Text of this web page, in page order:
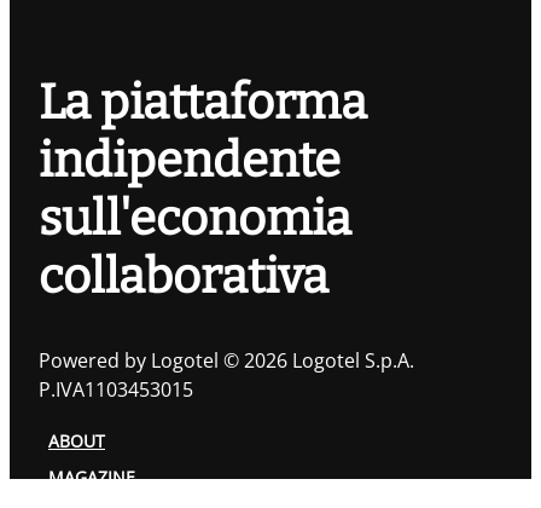
La piattaforma
indipendente
sull'economia
collaborativa
Powered by Logotel © 2026 Logotel S.p.A.
P.IVA1103453015
ABOUT
MAGAZINE